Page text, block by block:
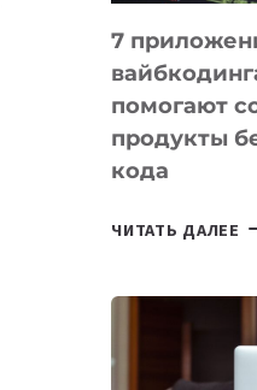
7
помогают
продукты
кода
ЧИТАТЬ ДАЛЕЕ